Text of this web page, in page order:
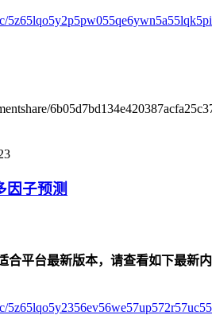
因子预测
合平台最新版本，请查看如下最新内